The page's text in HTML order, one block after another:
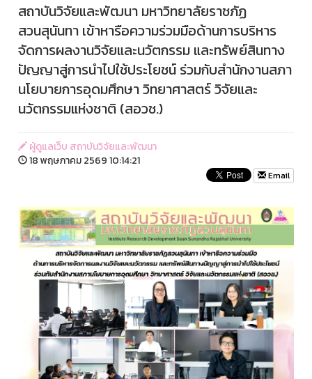
สถาบันวิจัยและพัฒนา มหาวิทยาลัยราชภัฏ
สวนสุนันทา เข้าหารือความร่วมมือด้านการบริหาร
จัดการผลงานวิจัยและนวัตกรรม และทรัพย์สินทาง
ปัญญาสู่การนำไปใช้ประโยชน์ ร่วมกับสำนักงานสภา
นโยบายการอุดมศึกษา วิทยาศาสตร์ วิจัยและ
นวัตกรรมแห่งชาติ (สอวช.)
ผู้ดูแลเว็บ สถาบันวิจัยและพัฒนา
18 พฤษภาคม 2569 10:14:21
Email